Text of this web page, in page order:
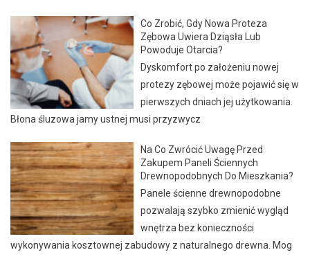
Co Zrobić, Gdy Nowa Proteza
Zębowa Uwiera Dziąsła Lub
Powoduje Otarcia?
Dyskomfort po założeniu nowej
protezy zębowej może pojawić się w
pierwszych dniach jej użytkowania.
Błona śluzowa jamy ustnej musi przyzwycz
Na Co Zwrócić Uwagę Przed
Zakupem Paneli Ściennych
Drewnopodobnych Do Mieszkania?
Panele ścienne drewnopodobne
pozwalają szybko zmienić wygląd
wnętrza bez konieczności
wykonywania kosztownej zabudowy z naturalnego drewna. Mog